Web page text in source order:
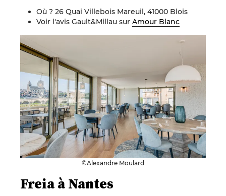
Où ? 26 Quai Villebois Mareuil, 41000 Blois
Voir l'avis Gault&Millau sur Amour Blanc
©Alexandre Moulard
Freia à Nantes